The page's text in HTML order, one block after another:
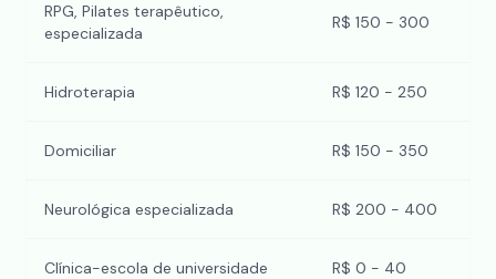
RPG, Pilates terapêutico,
especializada
R$ 150 - 300
Hidroterapia R$ 120 - 250
Domiciliar R$ 150 - 350
Neurológica especializada R$ 200 - 400
Clínica-escola de universidade R$ 0 - 40